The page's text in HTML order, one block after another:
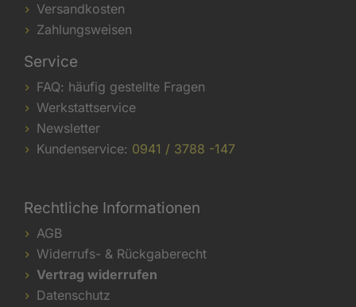
Versandkosten
Zahlungsweisen
Service
FAQ: häufig gestellte Fragen
Werkstattservice
Newsletter
Kundenservice: 0941 / 3788 -147
Rechtliche Informationen
AGB
Widerrufs- & Rückgaberecht
Vertrag widerrufen
Datenschutz